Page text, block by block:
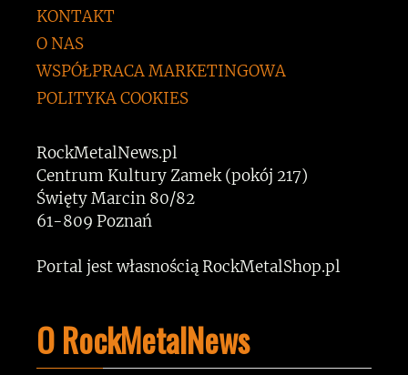
KONTAKT
O NAS
WSPÓŁPRACA MARKETINGOWA
POLITYKA COOKIES
RockMetalNews.pl
Centrum Kultury Zamek (pokój 217)
Święty Marcin 80/82
61-809 Poznań
Portal jest własnością RockMetalShop.pl
O RockMetalNews